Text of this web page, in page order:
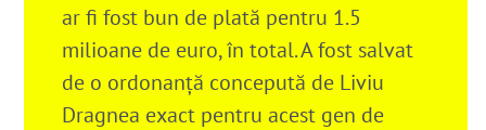
ar fi fost bun de plată pentru 1.5
milioane de euro, în total. A fost salvat
de o ordonanță concepută de Liviu
Dragnea exact pentru acest gen de